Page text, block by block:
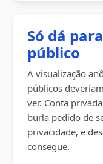
Só dá
público
A visualização
públicos
ver. Conta
burla pedido de
privacidade, e
consegue.